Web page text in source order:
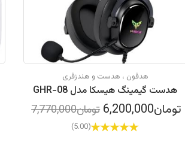
هدفون ، هدست و هندزفری
هدست گيمينگ هيسكا مدل GHR-08
تومان6,200,000 تومان7,770,000
(5.00)